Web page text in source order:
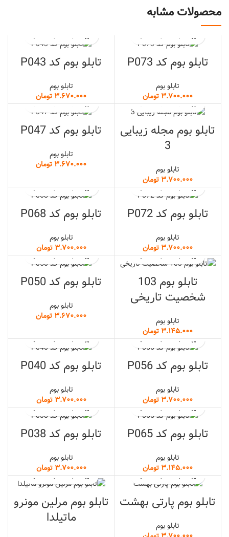
محصولات مشابه
تابلو بوم کد P073
تابلو بوم
تومان
تابلو بوم کد P043
تابلو بوم
تومان
تابلو بوم مجله زیبایی
3
تابلو بوم
تومان
تابلو بوم کد P047
تابلو بوم
تومان
تابلو بوم کد P072
تابلو بوم
تومان
تابلو بوم کد P068
تابلو بوم
تومان
تابلو بوم 103
شخصیت تاریخی
تابلو بوم
تومان
تابلو بوم کد P050
تابلو بوم
تومان
تابلو بوم کد P056
تابلو بوم
تومان
تابلو بوم کد P040
تابلو بوم
تومان
تابلو بوم کد P065
تابلو بوم
تومان
تابلو بوم کد P038
تابلو بوم
تومان
تابلو بوم پارتی بهشت
تابلو بوم
تابلو بوم مرلین مونرو
ماتیلدا